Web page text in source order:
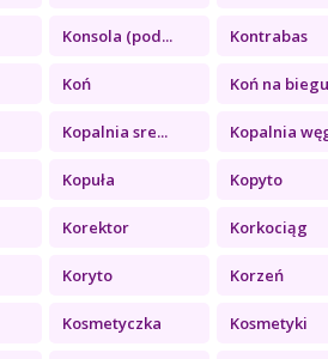
Konsola (pod... Kontrabas
Koń Koń na
Kopalnia sre... Kopalnia
Kopuła Kopyto
Korektor Korkociąg
Koryto Korzeń
Kosmetyczka Kosmetyki